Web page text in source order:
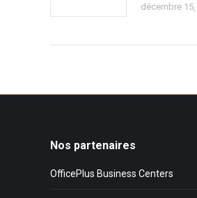
décembre
Nos partenaires
OfficePlus Business Centers